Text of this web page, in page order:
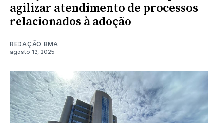
agilizar atendimento de processos
relacionados à adoção
REDAÇÃO BMA
agosto 12, 2025